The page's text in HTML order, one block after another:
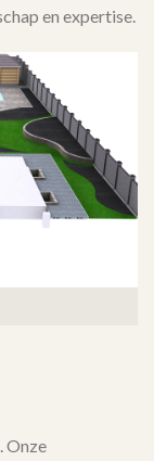
en expertise.
Onze